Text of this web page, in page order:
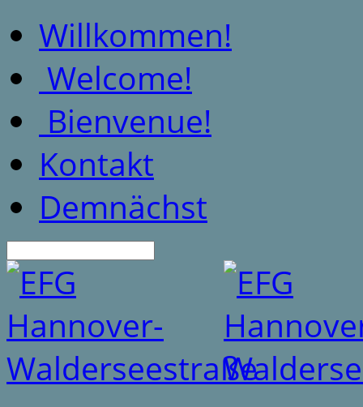
Willkommen!
Welcome!
Bienvenue!
Kontakt
Demnächst